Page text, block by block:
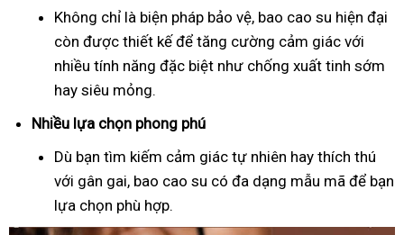
Không chỉ là biện pháp bảo vệ, bao cao su hiện đại
còn được thiết kế để tăng cường cảm giác với
nhiều tính năng đặc biệt như chống xuất tinh sớm
hay siêu mỏng.
Nhiều lựa chọn phong phú
Dù bạn tìm kiếm cảm giác tự nhiên hay thích thú
với gân gai, bao cao su có đa dạng mẫu mã để bạn
lựa chọn phù hợp.